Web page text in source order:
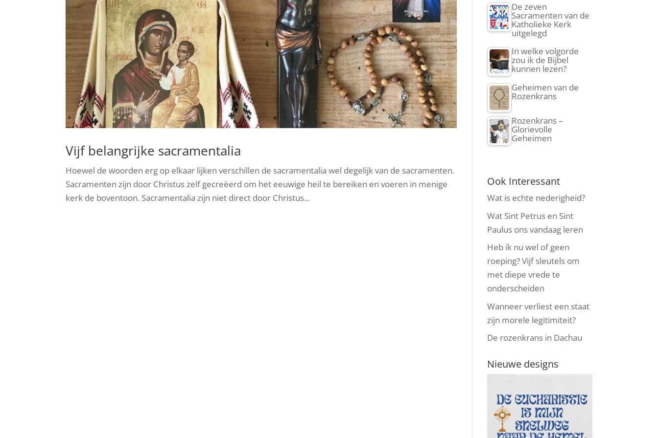
Vijf belangrijke sacramentalia
Hoewel de woorden erg op elkaar lijken verschillen de sacramentalia wel degelijk van de sacramenten.
Sacramenten zijn door Christus zelf gecreëerd om het eeuwige heil te bereiken en voeren in menige
kerk de boventoon. Sacramentalia zijn niet direct door Christus...
De zeven
Sacramenten van de
Katholieke Kerk
uitgelegd
In welke volgorde
zou ik de Bijbel
kunnen lezen?
Geheimen van de
Rozenkrans
Rozenkrans –
Glorievolle
Geheimen
Ook Interessant
Wat is echte nederigheid?
Wat Sint Petrus en Sint
Paulus ons vandaag leren
Heb ik nu wel of geen
roeping? Vijf sleutels om
met diepe vrede te
onderscheiden
Wanneer verliest een staat
zijn morele legitimiteit?
De rozenkrans in Dachau
Nieuwe designs